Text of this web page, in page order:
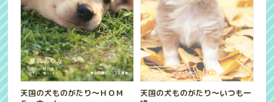
天国の犬ものがたり～ＨＯＭ
天国の犬ものがたり～いつも一